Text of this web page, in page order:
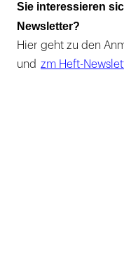
Sie interessieren
Newsletter?
Hier geht zu den
und zm Heft-